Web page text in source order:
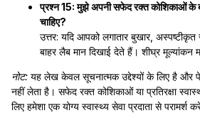
प्रश्न 15: मुझे अपनी सफेद रक्त कोशिकाओं के
चाहिए?
उत्तर: यदि आपको लगातार बुखार,
बाहर लैब मान दिखाई देते हैं। शीघ्र मूल्यांकन
नोट: यह लेख केवल सूचनात्मक उद्देश्यों के लिए है और
नहीं लेता है। सफेद रक्त कोशिकाओं या प्रतिरक्षा
लिए हमेशा एक योग्य स्वास्थ्य सेवा प्रदाता से परामर्श